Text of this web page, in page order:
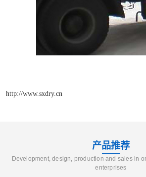
http://www.sxdry.cn
产品推荐
Development, design, production and sales in
enterprises